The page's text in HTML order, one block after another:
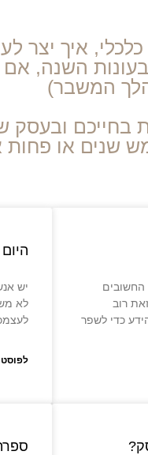
השנה,
המשבר)
בחייכם
שנים או
החשובים
רוב
כדי לשפר
יש
לא